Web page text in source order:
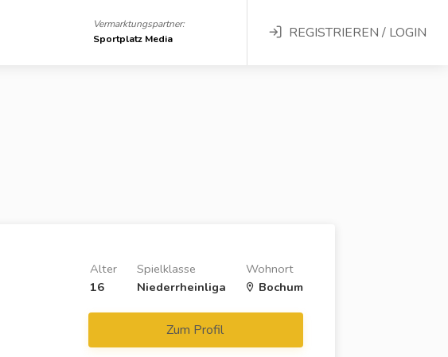
Vermarktungspartner:
Sportplatz Media
REGISTRIEREN / LOGIN
Wohnort
Bochum
Spielklasse
Niederrheinliga
Alter
16
Zum Profil